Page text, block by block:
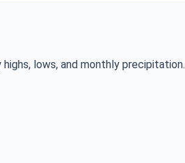
lows, and monthly precipitation.